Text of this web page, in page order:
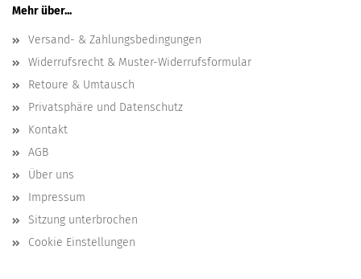
Mehr über...
Versand- & Zahlungsbedingungen
Widerrufsrecht & Muster-Widerrufsformular
Retoure & Umtausch
Privatsphäre und Datenschutz
Kontakt
AGB
Über uns
Impressum
Sitzung unterbrochen
Cookie Einstellungen